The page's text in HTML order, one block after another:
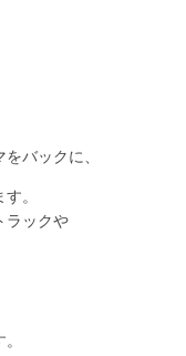
バックに、
。
ラックや